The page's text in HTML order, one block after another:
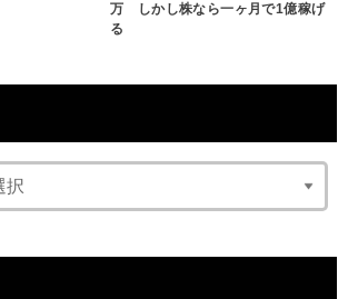
万 しかし株なら一ヶ月で1億稼げ
る